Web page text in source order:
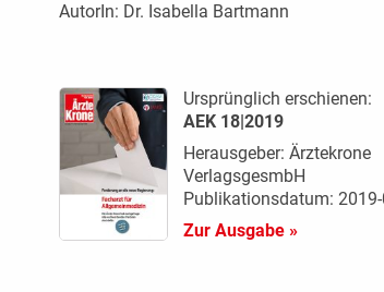
AutorIn: Dr. Isabella Bartmann
Ursprünglich erschienen:
AEK 18|2019
Herausgeber: Ärztekrone
VerlagsgesmbH
Publikationsdatum:
Zur Ausgabe »